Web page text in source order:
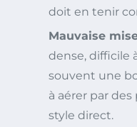
doit en tenir
Mauvaise
dense, difficile
souvent une
à aérer par
style direct.